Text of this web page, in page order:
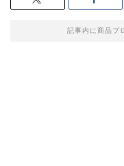
記事内に商品プ